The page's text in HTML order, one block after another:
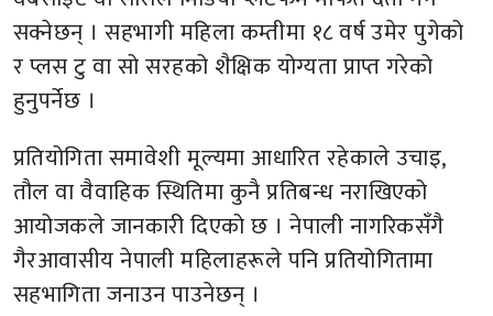
सक्नेछन् । सहभागी महिला कम्तीमा १८ वर्ष उमेर पुगेको
र प्लस टु वा सो सरहको शैक्षिक योग्यता प्राप्त गरेको
हुनुपर्नेछ ।
प्रतियोगिता समावेशी मूल्यमा आधारित रहेकाले उचाइ,
तौल वा वैवाहिक स्थितिमा कुनै प्रतिबन्ध नराखिएको
आयोजकले जानकारी दिएको छ । नेपाली नागरिकसँगै
गैरआवासीय नेपाली महिलाहरूले पनि प्रतियोगितामा
सहभागिता जनाउन पाउनेछन् ।